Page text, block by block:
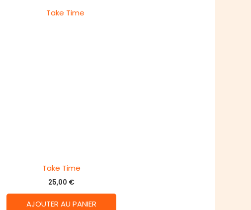
Take Time
25,00 €
AJOUTER AU PANIER